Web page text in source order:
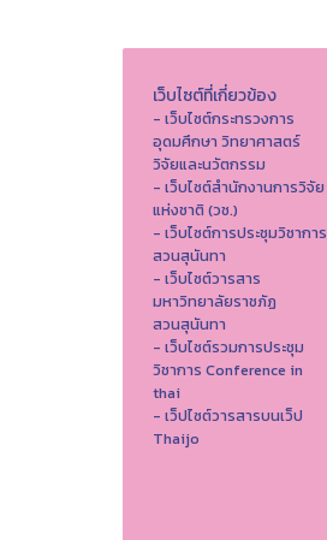
เว็บไซต์ที่เกี่ยวข้อง
- เว็บไซต์กระทรวงการ
อุดมศึกษา วิทยาศาสตร์
วิจัยและนวัตกรรม
- เว็บไซต์สำนักงานการวิจัย
แห่งชาติ (วช.)
- เว็บไซต์การประชุมวิชาการ
สวนสุนันทา
- เว็บไซต์วารสาร
มหาวิทยาลัยราชภัฏ
สวนสุนันทา
- เว็บไซต์รวมการประชุม
วิชาการ Conference in
thai
- เว็ปไซต์วารสารบนเว็ป
Thaijo